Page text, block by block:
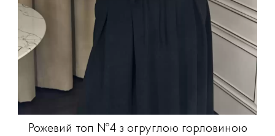
Рожевий топ №4 з огруглою горловиною